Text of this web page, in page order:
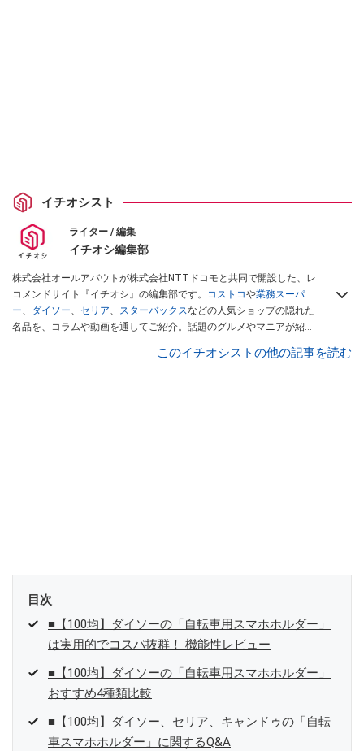
イチオシスト
ライター / 編集
イチオシ編集部
株式会社オールアバウトが株式会社NTTドコモと共同で開設した、レ
コメンドサイト『イチオシ』の編集部です。 コストコや業務スーパ
ー、 ダイソー、 セリア、 スターバックスなどの人気ショップの隠れた
名品を、コラムや動画を通してご紹介。話題のグルメやマニアが紹介
インフルエンサーが実際に使用してレビューしています。毎日トレン
このイチオシストの他の記事を読む
目次
■【100均】ダイソーの「自転車用スマホホルダー」
は実用的でコスパ抜群！ 機能性レビュー
■【100均】ダイソーの「自転車用スマホホルダー」
おすすめ4種類比較
■【100均】ダイソー、セリア、キャンドゥの「自転
車スマホホルダー」に関するQ&A